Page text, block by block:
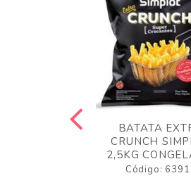
BATATA
CRUNCH
2,5KG
Código: